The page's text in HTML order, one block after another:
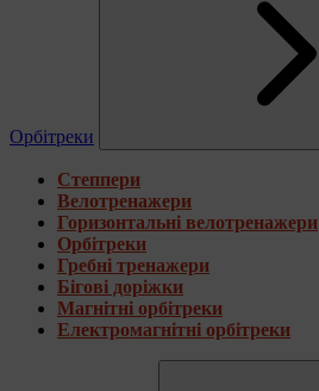
Орбітреки
Степпери
Велотренажери
Горизонтальні велотренажери
Орбітреки
Гребні тренажери
Бігові доріжки
Магнітні орбітреки
Електромагнітні орбітреки